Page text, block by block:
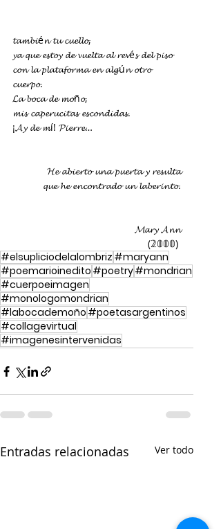
𝓽𝓪𝓶𝓫𝓲é𝓷 𝓽𝓾 𝓬𝓾𝓮𝓵𝓵𝓸,
𝔂𝓪 𝓺𝓾𝓮 𝓮𝓼𝓽𝓸𝔂 𝓭𝓮 𝓿𝓾𝓮𝓵𝓽𝓪 𝓪𝓵 𝓻𝓮𝓿é𝓼 𝓭𝓮𝓵 𝓹𝓲𝓼𝓸
𝓬𝓸𝓷 𝓵𝓪 𝓹𝓵𝓪𝓽𝓪𝓯𝓸𝓻𝓶𝓪 𝓮𝓷 𝓪𝓵𝓰ú𝓷 𝓸𝓽𝓻𝓸
𝓬𝓾𝓮𝓻𝓹𝓸.
𝓛𝓪 𝓫𝓸𝓬𝓪 𝓭𝓮 𝓶𝓸ñ𝓸,
𝓶𝓲𝓼 𝓬𝓪𝓹𝓮𝓻𝓾𝓬𝓲𝓽𝓪𝓼 𝓮𝓼𝓬𝓸𝓷𝓭𝓲𝓭𝓪𝓼.
¡𝓐𝔂 𝓭𝓮 𝓶í! 𝓟𝓲𝓮𝓻𝓻𝓮…
𝓗𝓮 𝓪𝓫𝓲𝓮𝓻𝓽𝓸 𝓾𝓷𝓪 𝓹𝓾𝓮𝓻𝓽𝓪 𝔂 𝓻𝓮𝓼𝓾𝓵𝓽𝓪
  𝓺𝓾𝓮 𝓱𝓮 𝓮𝓷𝓬𝓸𝓷𝓽𝓻𝓪𝓭𝓸 𝓾𝓷 𝓵𝓪𝓫𝓮𝓻𝓲𝓷𝓽𝓸.
𝓜𝓪𝓻𝔂 𝓐𝓷𝓷
(𝟚𝟘𝟘𝟘)
#elsupliciodelalombriz #maryann
#poemarioinedito #poetry#mondrian
#cuerpoeimagen
#monologomondrian
#labocademoño #poetasargentinos
#collagevirtual
#imagenesintervenidas
Entradas relacionadas Ver todo